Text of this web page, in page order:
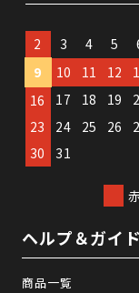
2
3 4 5
9
10 11 12
16
17 18 19
23
24 25 26
30
31
ヘルプ＆ガイド
商品一覧